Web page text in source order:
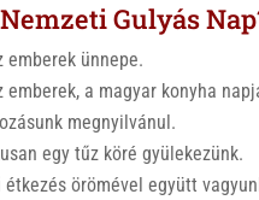
Gulyás
emberek ünnepe.
emberek, a magyar konyha
megnyilvánul.
egy tűz köré gyülekezünk.
örömével együtt